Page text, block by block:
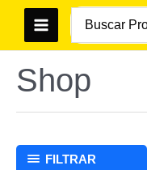
contenido
Shop
FILTRAR